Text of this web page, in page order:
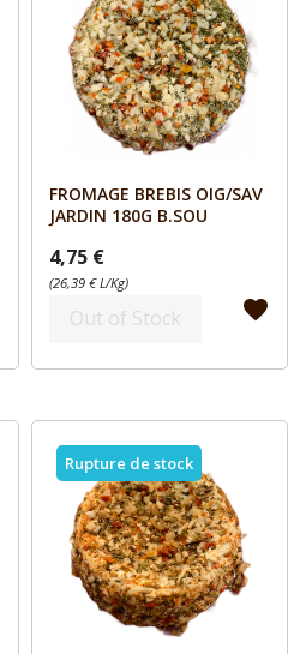
Aperçu
FROMAGE BREBIS OIG/SAV
JARDIN 180G B.SOU
4,75 €
(26,39 € L/Kg)
Out of Stock favorite
Rupture de stock